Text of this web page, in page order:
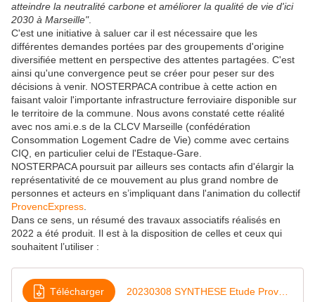
atteindre la neutralité carbone et améliorer la qualité de vie d'ici
2030 à Marseille".
C'est une initiative à saluer car il est nécessaire que les
différentes demandes portées par des groupements d'origine
diversifiée mettent en perspective des attentes partagées. C'est
ainsi qu'une convergence peut se créer pour peser sur des
décisions à venir. NOSTERPACA contribue à cette action en
faisant valoir l'importante infrastructure ferroviaire disponible sur
le territoire de la commune. Nous avons constaté cette réalité
avec nos ami.e.s de la CLCV Marseille (confédération
Consommation Logement Cadre de Vie) comme avec certains
CIQ, en particulier celui de l'Estaque-Gare.
NOSTERPACA poursuit par ailleurs ses contacts afin d'élargir la
représentativité de ce mouvement au plus grand nombre de
personnes et acteurs en s’impliquant dans l'animation du collectif
ProvencExpress
Dans ce sens, un résumé des travaux associatifs réalisés en
2022 a été produit. Il est à la disposition de celles et ceux qui
souhaitent l’utiliser :
Télécharger